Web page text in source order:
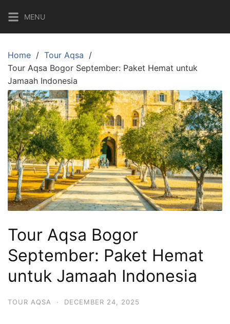
content
MENU
Home
Tour Aqsa
Tour Aqsa Bogor September: Paket Hemat untuk
Jamaah Indonesia
Tour Aqsa Bogor
September: Paket Hemat
untuk Jamaah Indonesia
TOUR AQSA · DECEMBER 24, 2025